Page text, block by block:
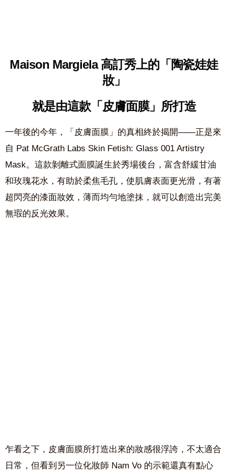
Maison Margiela 高訂秀上的 「陶瓷娃娃
妝」
就是由這款「皮膚面膜」所打造
一年後的今年，「皮膚面膜」的真相終於揭開——正是來
自 Pat McGrath Labs Skin Fetish: Glass 001 Artistry
Mask。這款剝離式面膜誕生於秀場後台，富含舒緩甘油
和玫瑰花水，有助於柔焦毛孔，使肌膚表面更光滑，有著
超閃亮的漆面妝效，薄而均勻地塗抹，就可以創造出完美
無瑕的反光效果。
乍看之下，皮膚面膜所打造出來的妝感很浮誇，不太適合
日常，但看到另一位化妝師 Nam Vo 的示範還真有點心